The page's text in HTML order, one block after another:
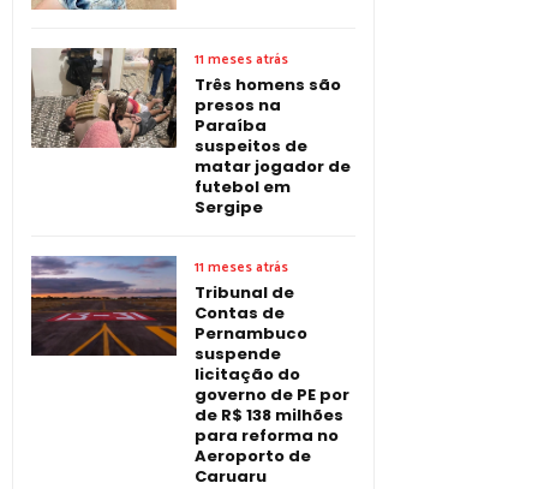
11 meses atrás
Três homens são
presos na
Paraíba
suspeitos de
matar jogador de
futebol em
Sergipe
11 meses atrás
Tribunal de
Contas de
Pernambuco
suspende
licitação do
governo de PE por
de R$ 138 milhões
para reforma no
Aeroporto de
Caruaru